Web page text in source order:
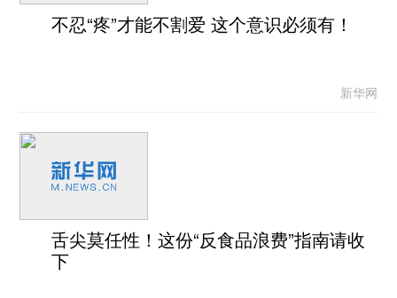
不忍“疼”才能不割爱 这个意识必须有！
新华网
舌尖莫任性！这份“反食品浪费”指南请收
下